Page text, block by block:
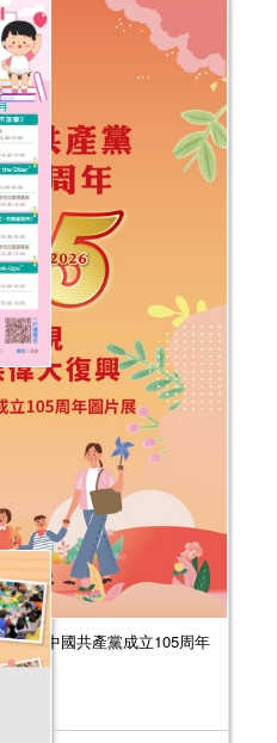
祝中國共產黨成立105周年
活動
束